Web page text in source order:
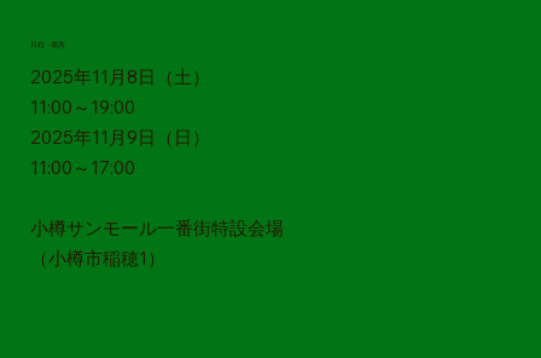
​日程・場所
2025年11月8日（土）
11:00～19:00
2025年11月9日（日）
​11:00～17:00
小樽サンモール一番街特設会場​
（小樽市稲穂1）